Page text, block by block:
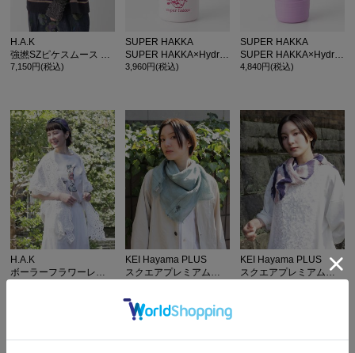
H.A.K
強撚SZピケスムース アームカバー(UV加工)
7,150円(税込)
SUPER HAKKA
SUPER HAKKA×Hydro Flask ダリアプリントステンレスボトル 200
3,960円(税込)
SUPER HAKKA
SUPER HAKKA×Hydro Flask 花ネコプリントステンレスタンブラー 354
4,840円(税込)
H.A.K
KEI Hayama PLUS
KEI Hayama PLUS
スクエアプレミアムリネンガーゼタイダイ染めストール